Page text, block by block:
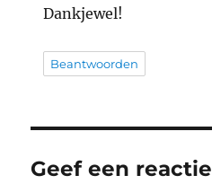
Dankjewel!
Beantwoorden
Geef een reactie